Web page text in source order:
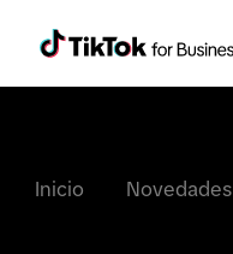
Inicio Novedades